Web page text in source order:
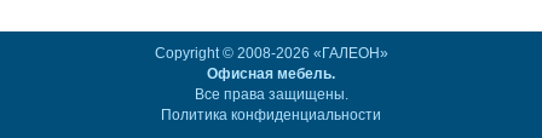
Copyright © 2008-2026 «ГАЛЕОН»
Офисная мебель.
Все права защищены.
Политика конфиденциальности